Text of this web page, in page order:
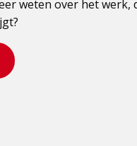
weten over het werk,